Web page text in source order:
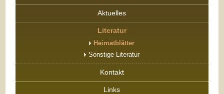
Aktuelles
Literatur
Heimatblätter
Sonstige Literatur
Kontakt
Links